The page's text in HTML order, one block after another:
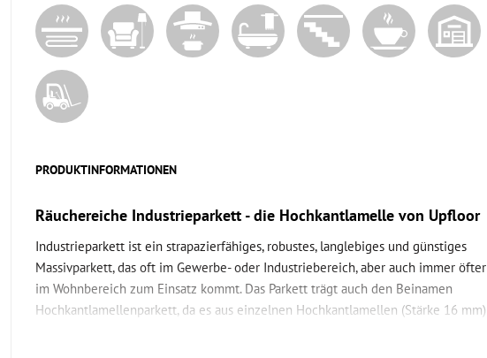
PRODUKTINFORMATIONEN
Räuchereiche Industrieparkett - die Hochkantlamelle von Upfloor
Industrieparkett ist ein strapazierfähiges, robustes, langlebiges und günstiges
Massivparkett, das oft im Gewerbe- oder Industriebereich, aber auch immer öfter
im Wohnbereich zum Einsatz kommt. Das Parkett trägt auch den Beinamen
Hochkantlamellenparkett, da es aus einzelnen Hochkantlamellen (Stärke 16 mm)